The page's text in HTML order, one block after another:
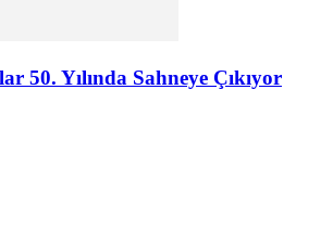
50. Yılında Sahneye Çıkıyor